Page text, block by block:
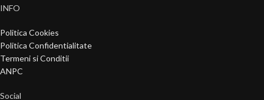
INFO
Politica Cookies
Politica Confidentialitate
Termeni si Conditii
ANPC
Social